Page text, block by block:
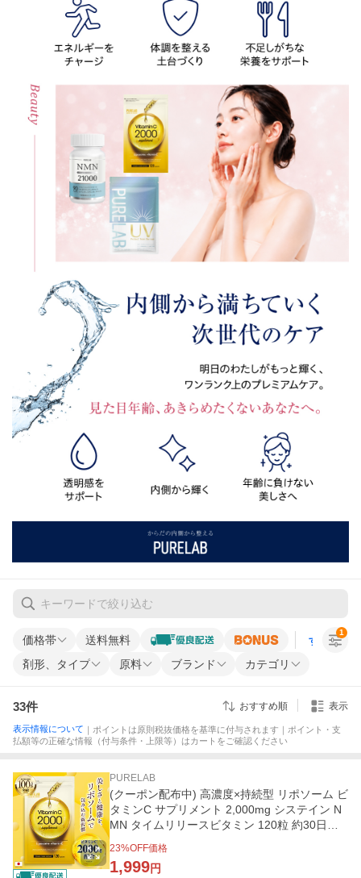
価格帯 送料無料 すべての条
剤形、タイプ 原料 ブランド カテゴリ
1
33件 おすすめ順 表示
表示情報について ｜ポイントは原則税抜価格を基準に付与されます｜ポイント・支
払額等の正確な情報（付与条件・上限等）はカートをご確認ください
PURELAB
(クーポン配布中) 高濃度×持続型 リポソーム ビ
タミンC サプリメント 2,000mg システイン N
MN タイムリリースビタミン 120粒 約30日分
23%OFF価格
1,999円